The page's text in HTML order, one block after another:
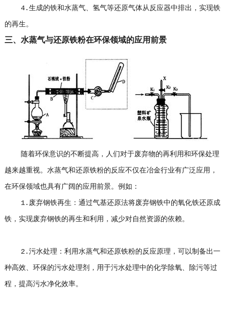
4.生成的铁和水蒸气、氢气等还原气体从反应器中排出，实现铁
的再生。
三、水蒸气与还原铁粉在环保领域的应用前景
随着环保意识的不断提高，人们对于废弃物的再利用和环保处理
越来越重视。水蒸气和还原铁粉的反应不仅在冶金行业有广泛应用，
在环保领域也具有广阔的应用前景。例如：
1.废弃钢铁再生：通过气基还原法将废弃钢铁中的氧化铁还原成
铁，实现废弃钢铁的再生和利用，减少对自然资源的依赖。
2.污水处理：利用水蒸气和还原铁粉的反应原理，可以制备出一
种高效、环保的污水处理剂，用于污水处理中的化学除氧、除污等过
程，提高污水净化效率。